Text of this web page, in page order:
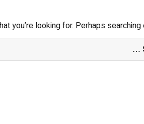
you’re looking for. Perhaps searching